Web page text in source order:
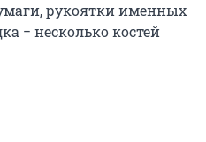
рукоятки именных
− несколько костей